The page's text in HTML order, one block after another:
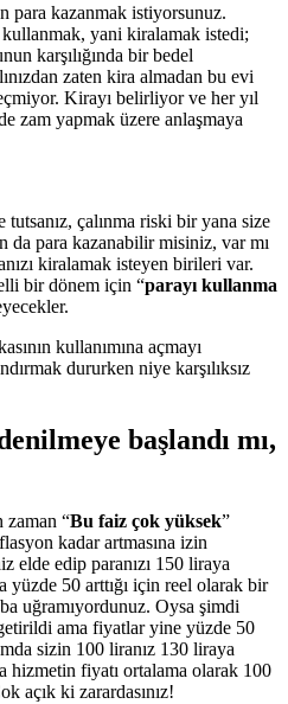
para kazanmak istiyorsunuz.
yani kiralamak istedi;
karşılığında bir bedel
zaten kira almadan bu evi
Kirayı belirliyor ve her yıl
zam yapmak üzere anlaşmaya
çalınma riski bir yana size
da para kazanabilir misiniz, var mı
kiralamak isteyen birileri var.
bir dönem için “parayı kullanma
kullanımına açmayı
dururken niye karşılıksız
başlandı mı,
zaman “Bu faiz çok yüksek”
kadar artmasına izin
elde edip paranızı 150 liraya
yüzde 50 arttığı için reel olarak bir
uğramıyordunuz. Oysa şimdi
ama fiyatlar yine yüzde 50
sizin 100 liranız 130 liraya
hizmetin fiyatı ortalama olarak 100
açık ki zarardasınız!